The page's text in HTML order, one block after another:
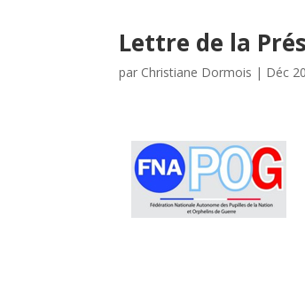
Lettre de la
par Christiane Dormois | Déc